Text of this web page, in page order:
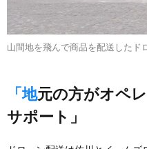
山間地を飛んで商品を配送したド
「地元の方がオペレーション担えるよう
サポート」